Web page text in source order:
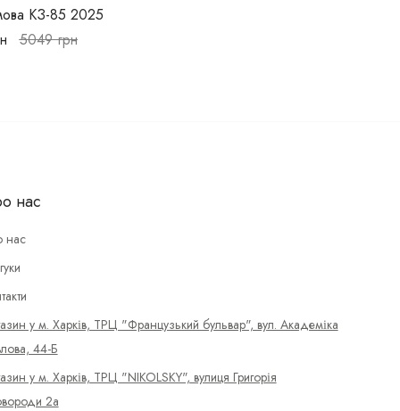
КЗ-85 2025
5049грн
нас
нас
у м. Харків, ТРЦ "Французький бульвар", вул. Академіка
44-Б
у м. Харків, ТРЦ "NIKOLSKY", вулиця Григорія
2а